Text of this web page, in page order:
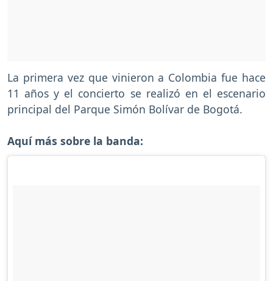
La primera vez que vinieron a Colombia fue hace
11 años y el concierto se realizó en el escenario
principal del Parque Simón Bolívar de Bogotá.
Aquí más sobre la banda: